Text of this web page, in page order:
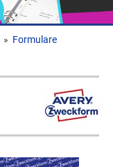
» Formulare